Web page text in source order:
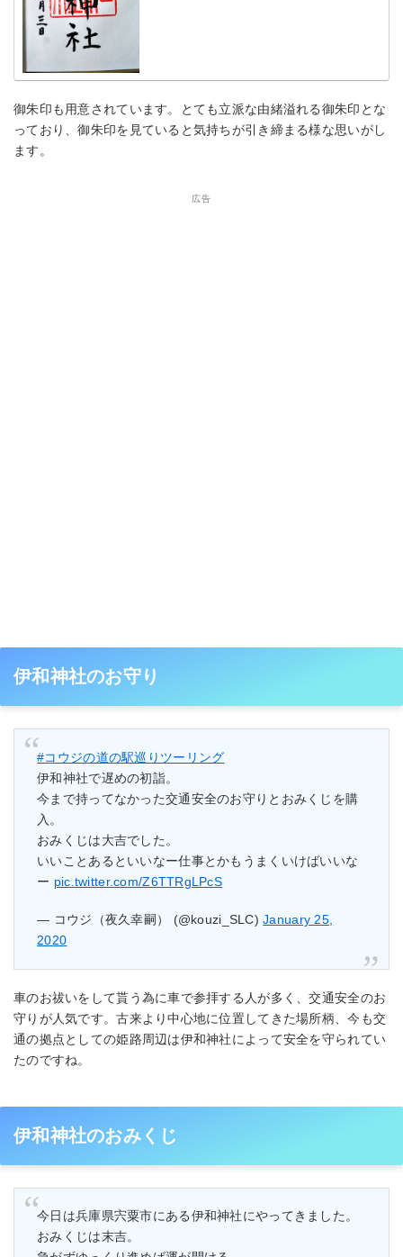
御朱印も用意されています。とても立派な由緒溢れる御朱印とな
っており、御朱印を見ていると気持ちが引き締まる様な思いがし
ます。
広告
伊和神社のお守り
#コウジの道の駅巡りツーリング
伊和神社で遅めの初詣。
今まで持ってなかった交通安全のお守りとおみくじを購
入。
おみくじは大吉でした。
いいことあるといいなー仕事とかもうまくいけばいいな
ー pic.twitter.com/Z6TTRgLPcS
— コウジ（夜久幸嗣） (@kouzi_SLC)January 25,
2020
車のお祓いをして貰う為に車で参拝する人が多く、交通安全のお
守りが人気です。古来より中心地に位置してきた場所柄、今も交
通の拠点としての姫路周辺は伊和神社によって安全を守られてい
たのですね。
伊和神社のおみくじ
今日は兵庫県宍粟市にある伊和神社にやってきました。
おみくじは末吉。